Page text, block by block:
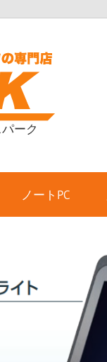
コ
シ
ョ
ーク
ノートPC